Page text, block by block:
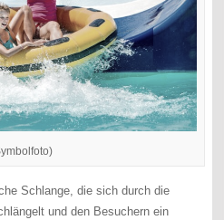
Schlange, die sich durch die
und den Besuchern ein